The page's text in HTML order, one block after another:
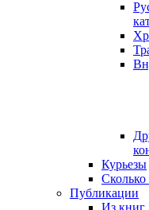
Курьезы
Публикации
Из